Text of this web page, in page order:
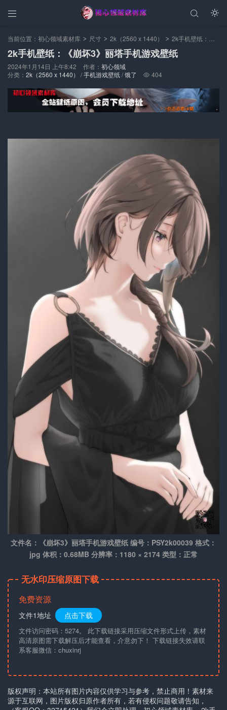
 

当前位置： 初心领域素材库 > 尺寸 > 2k（2560 x 1440） > 2k手机壁纸：《崩坏3》丽塔手机游戏壁纸
2k手机壁纸：《崩坏3》丽塔手机游戏壁纸
2024年1月14日 上午8:42 作者： 初心领域
分类： 2k（2560 x 1440） /手机游戏壁纸/饿了  404
文件名：《崩坏3》丽塔手机游戏壁纸 编号：PSY2k00039 格式：
jpg 体积：0.68MB 分辨率：1180 × 2174 类型：正常
无水印压缩原图下载
免费资源
文件1地址 点击下载
文件访问密码：5274。 此下载链接采用压缩文件形式上传，素材
高清原图需下载解压后才能查看，介意勿下！ 下载链接失效请联
系客服微信：chuxinrj
版权声明：本站所有图片内容仅供学习与参考，禁止商用！素材来
源于互联网，图片版权归原作者所有，若有侵权问题敬请告知，